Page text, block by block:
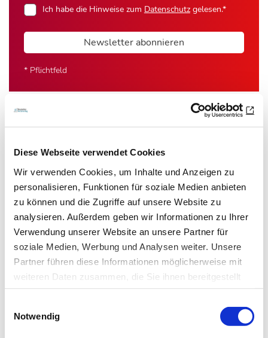
Diese Webseite verwendet Cookies
Wir verwenden Cookies, um Inhalte und Anzeigen zu
personalisieren, Funktionen für soziale Medien anbieten
zu können und die Zugriffe auf unsere Website zu
analysieren. Außerdem geben wir Informationen zu Ihrer
Verwendung unserer Website an unsere Partner für
soziale Medien, Werbung und Analysen weiter. Unsere
Partner führen diese Informationen möglicherweise mit
weiteren Daten zusammen, die Sie ihnen bereitgestellt
haben oder die sie im Rahmen Ihrer Nutzung der Dienste
Notwendig
Ich habe die Hinweise zum Datenschutzgelesen.*
Newsletter abonnieren
* Pflichtfeld
Das könnte Sie auch interessieren: